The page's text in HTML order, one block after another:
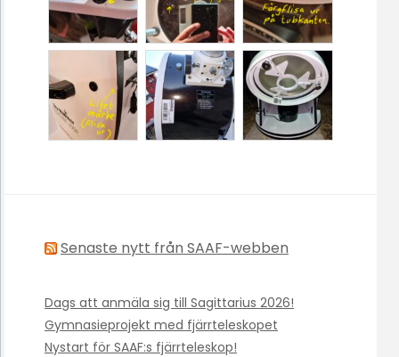
Senaste nytt från SAAF-webben
Dags att anmäla sig till Sagittarius 2026!
Gymnasieprojekt med fjärrteleskopet
Nystart för SAAF:s fjärrteleskop!